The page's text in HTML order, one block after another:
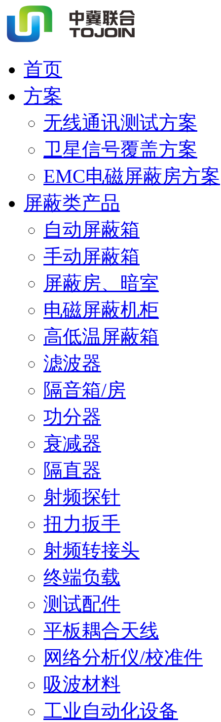
首页
方案
无线通讯测试方案
卫星信号覆盖方案
EMC电磁屏蔽房方案
屏蔽类产品
自动屏蔽箱
手动屏蔽箱
屏蔽房、暗室
电磁屏蔽机柜
高低温屏蔽箱
滤波器
隔音箱/房
功分器
衰减器
隔直器
射频探针
扭力扳手
射频转接头
终端负载
测试配件
平板耦合天线
网络分析仪/校准件
吸波材料
工业自动化设备